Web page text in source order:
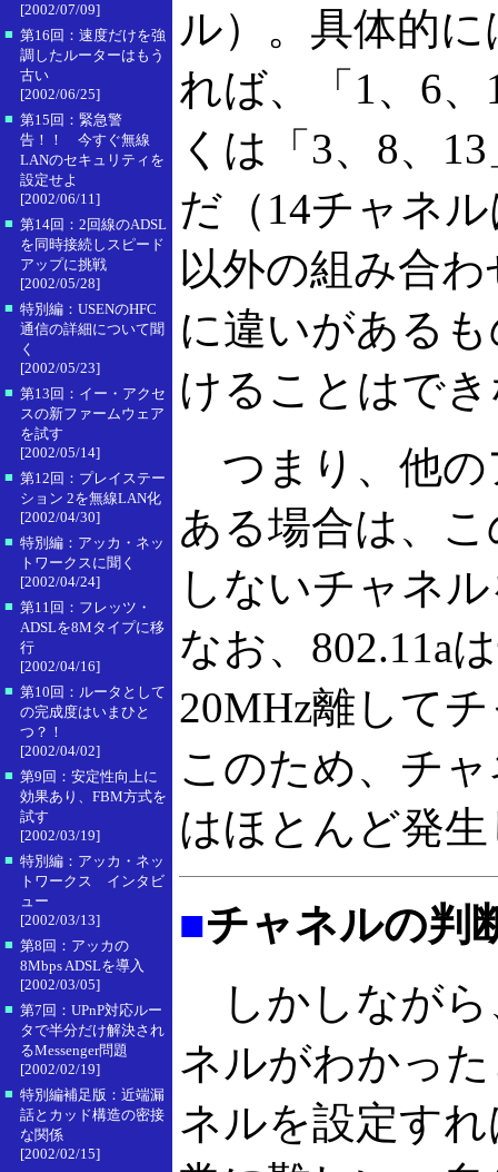
[2002/07/09]
■ 第16回：速度だけを強
調したルーターはもう
古い
[2002/06/25]
■ 第15回：緊急警
告！！ 今すぐ無線
LANのセキュリティを
設定せよ
[2002/06/11]
■ 第14回：2回線のADSL
を同時接続しスピード
アップに挑戦
[2002/05/28]
■ 特別編：USENのHFC
通信の詳細について聞
く
[2002/05/23]
■ 第13回：イー・アクセ
スの新ファームウェア
を試す
[2002/05/14]
■ 第12回：プレイステー
ション 2を無線LAN化
[2002/04/30]
■ 特別編：アッカ・ネッ
トワークスに聞く
[2002/04/24]
■ 第11回：フレッツ・
ADSLを8Mタイプに移
行
[2002/04/16]
■ 第10回：ルータとして
の完成度はいまひと
つ？！
[2002/04/02]
■ 第9回：安定性向上に
効果あり、FBM方式を
試す
[2002/03/19]
■ 特別編：アッカ・ネッ
トワークス インタビ
ュー
[2002/03/13]
■ 第8回：アッカの
8Mbps ADSLを導入
[2002/03/05]
■ 第7回：UPnP対応ルー
タで半分だけ解決され
るMessenger問題
[2002/02/19]
■ 特別編補足版：近端漏
話とカッド構造の密接
な関係
[2002/02/15]
ル）。具体的に
れば、「1、6
くは「3、8、
だ（14チャネ
以外の組み合
に違いがある
けることはで
つまり、他の
ある場合は、
しないチャネ
なお、802.11a
20MHz離して
このため、チ
はほとんど発
■チャネルの判
しかしながら
ネルがわかっ
ネルを設定す